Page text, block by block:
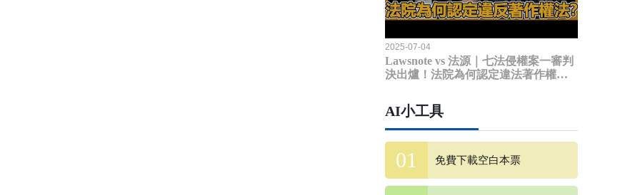
2025-07-04
Lawsnote vs 法源｜七法侵權案一審判
決出爐！法院為何認定違法著作權
AI小工具
免費下載空白本票